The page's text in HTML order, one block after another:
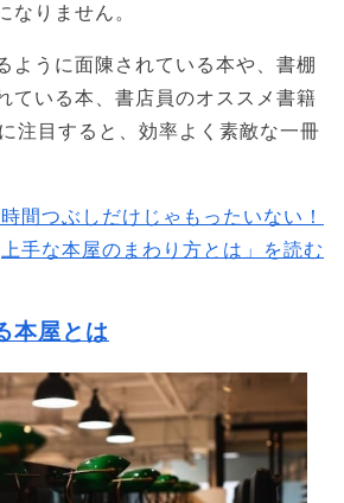
なりません。
ように面陳されている本や、書棚
ている本、書店員のオススメ書籍
注目すると、効率よく素敵な一冊
間つぶしだけじゃもったいない！
上手な本屋のまわり方とは」を読む
本屋とは